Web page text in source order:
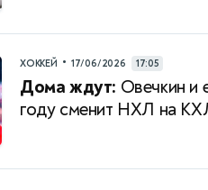
ХОККЕЙ • 17/06/2026 17:05
Дома ждут: Овечкин и
году сменит НХЛ на